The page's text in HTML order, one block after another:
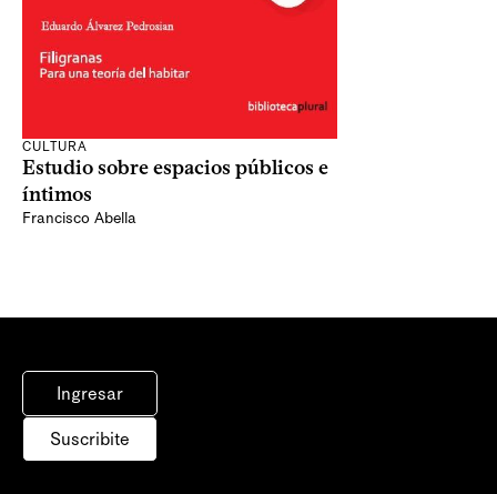
CULTURA
Estudio sobre espacios públicos e
íntimos
Francisco Abella
Ingresar
Suscribite